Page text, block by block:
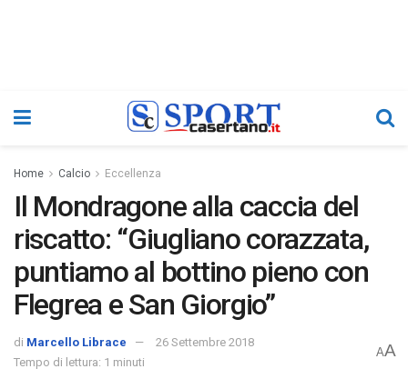
Home Calcio Eccellenza
Il Mondragone alla caccia del
riscatto: “Giugliano corazzata,
puntiamo al bottino pieno con
Flegrea e San Giorgio”
di Marcello Librace
26 Settembre 2018
Tempo di lettura: 1 minuti
AA